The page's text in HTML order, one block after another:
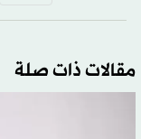
مقالات ذات صلة